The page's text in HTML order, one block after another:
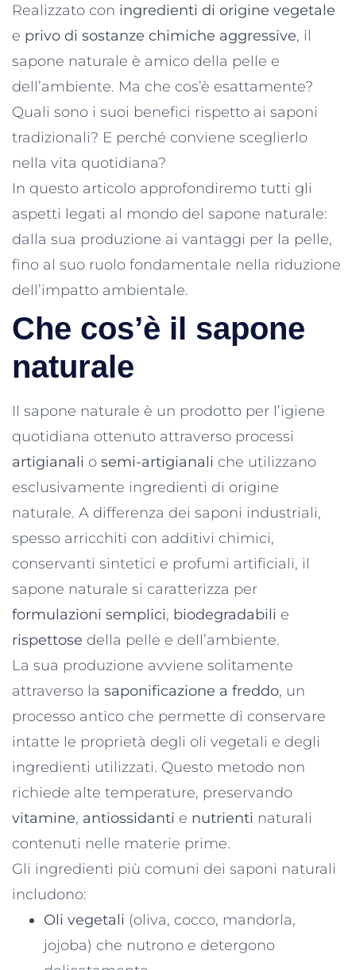
Realizzato con ingredienti di origine vegetale
e privo di sostanze chimiche aggressive, il
sapone naturale è amico della pelle e
dell’ambiente. Ma che cos’è esattamente?
Quali sono i suoi benefici rispetto ai saponi
tradizionali? E perché conviene sceglierlo
nella vita quotidiana?
In questo articolo approfondiremo tutti gli
aspetti legati al mondo del sapone naturale:
dalla sua produzione ai vantaggi per la pelle,
fino al suo ruolo fondamentale nella riduzione
dell’impatto ambientale.
Che cos’è il sapone
naturale
Il sapone naturale è un prodotto per l’igiene
quotidiana ottenuto attraverso processi
artigianali o semi-artigianali che utilizzano
esclusivamente ingredienti di origine
naturale. A differenza dei saponi industriali,
spesso arricchiti con additivi chimici,
conservanti sintetici e profumi artificiali, il
sapone naturale si caratterizza per
formulazioni semplici, biodegradabili e
rispettose della pelle e dell’ambiente.
La sua produzione avviene solitamente
attraverso la saponificazione a freddo, un
processo antico che permette di conservare
intatte le proprietà degli oli vegetali e degli
ingredienti utilizzati. Questo metodo non
richiede alte temperature, preservando
vitamine, antiossidanti e nutrienti naturali
contenuti nelle materie prime.
Gli ingredienti più comuni dei saponi naturali
includono:
Oli vegetali (oliva, cocco, mandorla,
jojoba) che nutrono e detergono